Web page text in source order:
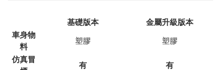
基礎版本
金屬升級版本
車身物
料
塑膠
塑膠
仿真冒
有 有